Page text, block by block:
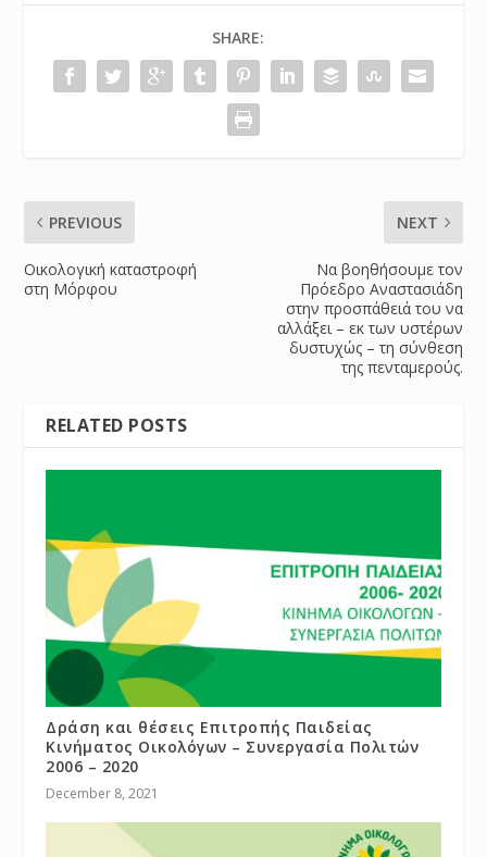
SHARE:
PREVIOUS
Οικολογική καταστροφή
στη Μόρφου
NEXT
Να βοηθήσουμε τον
Πρόεδρο Αναστασιάδη
στην προσπάθειά του να
αλλάξει – εκ των υστέρων
δυστυχώς – τη σύνθεση
της πενταμερούς.
RELATED POSTS
Δράση και θέσεις Επιτροπής Παιδείας
Κινήματος Οικολόγων – Συνεργασία Πολιτών
2006 – 2020
December 8, 2021